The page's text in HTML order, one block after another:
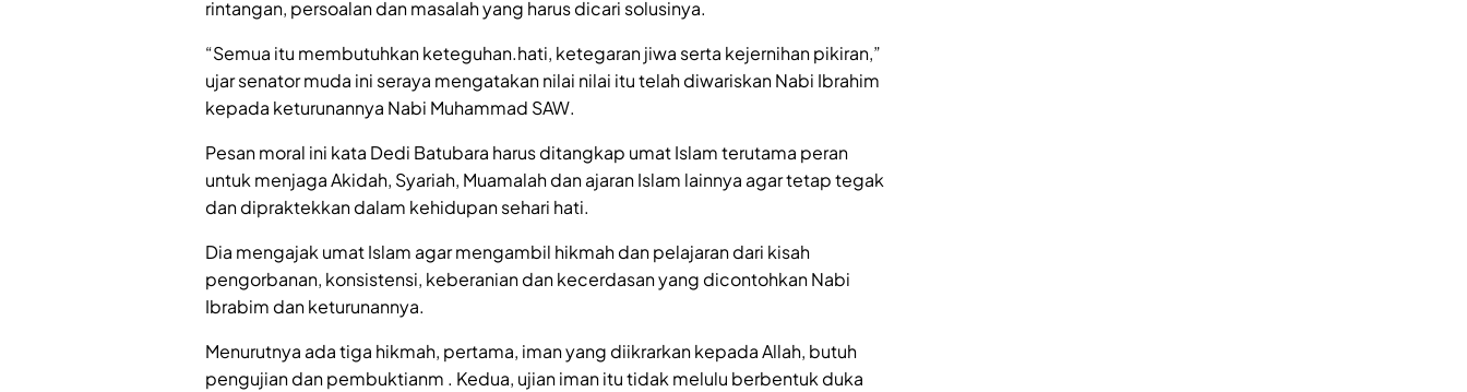
rintangan, persoalan dan masalah yang harus dicari solusinya.
“Semua itu membutuhkan keteguhan.hati, ketegaran jiwa serta kejernihan pikiran,”
ujar senator muda ini seraya mengatakan nilai nilai itu telah diwariskan Nabi Ibrahim
kepada keturunannya Nabi Muhammad SAW.
Pesan moral ini kata Dedi Batubara harus ditangkap umat Islam terutama peran
untuk menjaga Akidah, Syariah, Muamalah dan ajaran Islam lainnya agar tetap tegak
dan dipraktekkan dalam kehidupan sehari hati.
Dia mengajak umat Islam agar mengambil hikmah dan pelajaran dari kisah
pengorbanan, konsistensi, keberanian dan kecerdasan yang dicontohkan Nabi
Ibrabim dan keturunannya.
Menurutnya ada tiga hikmah, pertama, iman yang diikrarkan kepada Allah, butuh
pengujian dan pembuktianm . Kedua, ujian iman itu tidak melulu berbentuk duka